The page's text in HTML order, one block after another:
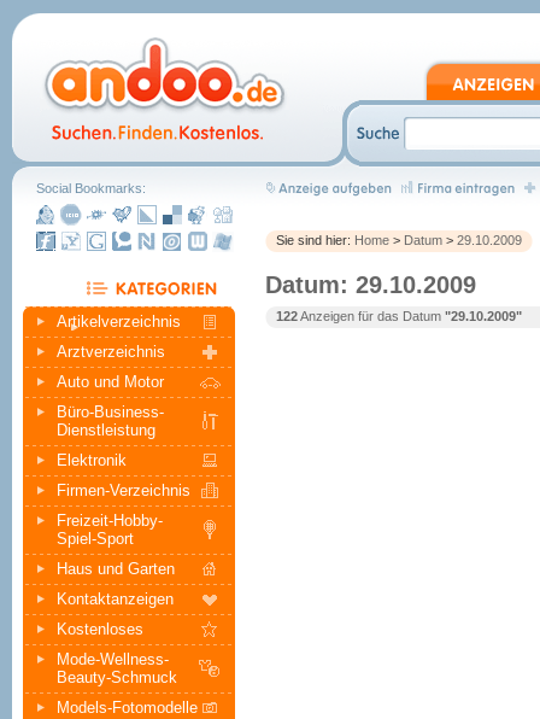
Sie sind hier: Home > Datum > 29.10.2009
Datum: 29.10.2009
122Anzeigen für das Datum "29.10.2009"
Social Bookmarks:
Artikelverzeichnis
Arztverzeichnis
Auto und Motor
Büro-Business-
Dienstleistung
Elektronik
Firmen-Verzeichnis
Freizeit-Hobby-
Spiel-Sport
Haus und Garten
Kontaktanzeigen
Kostenloses
Mode-Wellness-
Beauty-Schmuck
Models-Fotomodelle